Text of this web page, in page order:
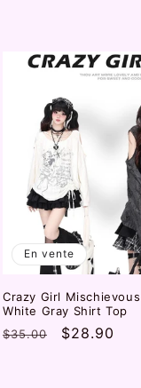
En vente
Crazy Girl
White Gray Shirt Top
Prix
$35.00
Prix
$28.90